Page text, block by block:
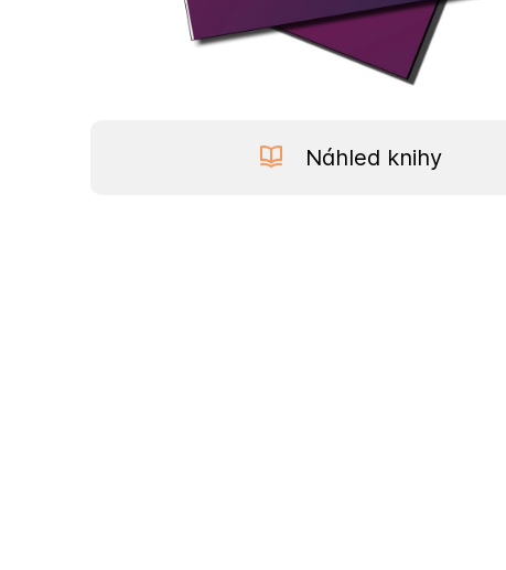
Náhled knihy